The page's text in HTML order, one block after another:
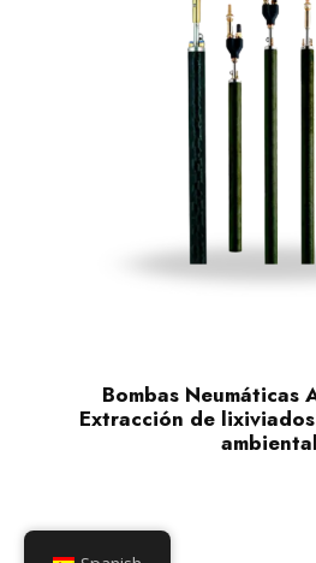
Bombas Neumáticas
Extracción de
ambiental